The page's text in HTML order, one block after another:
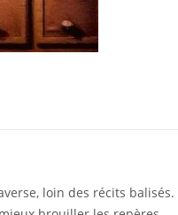
loin des récits